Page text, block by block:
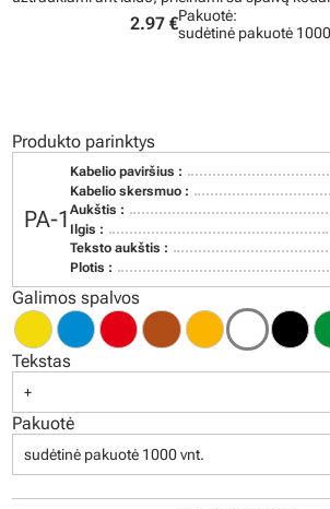
2.97 €Pakuotė:
sudėtinė pakuotė
Produkto parinktys
PA-1
Kabelio paviršius :
Kabelio skersmuo :
Aukštis :
Ilgis :
Teksto aukštis :
Plotis :
Galimos spalvos
Tekstas
+
Pakuotė
sudėtinė pakuotė 1000 vnt.